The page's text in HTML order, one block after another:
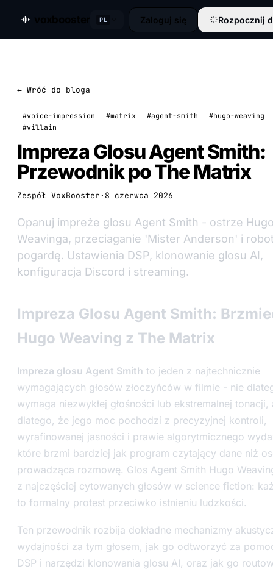
PL Zaloguj się Rozpocznij
← Wróć do bloga
#voice-impression #matrix #agent-smith
#hugo-weaving
#villain
Impreza Glosu Agent Smith:
Przewodnik po The Matrix
Zespół VoxBooster · 8 czerwca 2026
Opanuj impreże glosu Agent Smith - ostrze
Weavinga, przeciaganie 'Mister Anderson' i
pogardę. Ustawienia DSP, klonowanie glosu AI,
konfiguracja Discord i streaming.
Impreza Glosu Agent Smith:
Hugo Weaving z The Matrix
Impreza glosu Agent Smith to jeden z najtechnicznie
wymagających głosów złoczyńców w filmie - nie
wymaga niezwykłej głośności lub ekstremalnej tonacji,
dlatego, że jego moc pochodzi z precyzyjnej kontroli,
wyrafinowanej jasności i prawie algorytmicznego
które brzmi bardziej jak program czytający dane niż
prowadząca rozmowę. Glos Agent Smith Hugo
z najczęściej cytowanych głosów w science fiction:
to formalny protest przeciwko istnieniu ludzkości.
Ten przewodnik rozbija dokładne mechanizmy
wydajności za tym głosem, jak go odtworzyć za
DSP i narzędzi klonowania glosu AI, oraz jak go